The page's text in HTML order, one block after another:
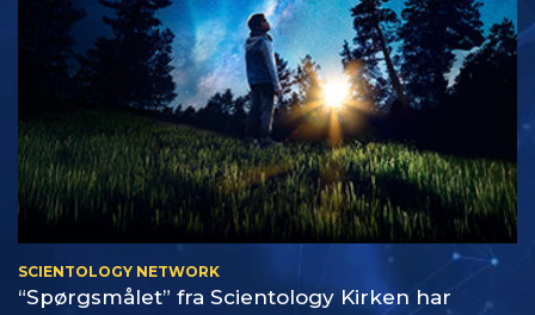
SCIENTOLOGY NETWORK
“Spørgsmålet” fra Scientology Kirken har